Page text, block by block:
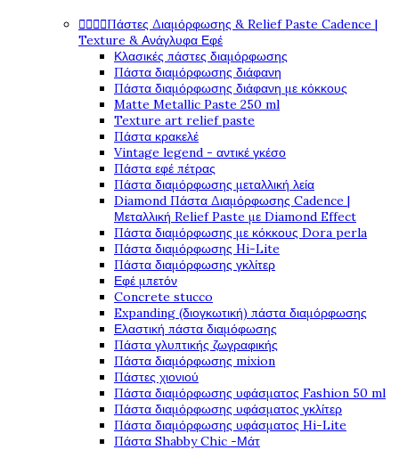
Πάστες Διαμόρφωσης & Relief Paste Cadence |
Texture & Ανάγλυφα Εφέ
Κλασικές πάστες διαμόρφωσης
Πάστα διαμόρφωσης διάφανη
Πάστα διαμόρφωσης διάφανη με κόκκους
Matte Metallic Paste 250 ml
Texture art relief paste
Πάστα κρακελέ
Vintage legend - αντικέ γκέσο
Πάστα εφέ πέτρας
Πάστα διαμόρφωσης μεταλλική λεία
Diamond Πάστα Διαμόρφωσης Cadence |
Μεταλλική Relief Paste με Diamond Effect
Πάστα διαμόρφωσης με κόκκους Dora perla
Πάστα διαμόρφωσης Hi-Lite
Πάστα διαμόρφωσης γκλίτερ
Εφέ μπετόν
Concrete stucco
Expanding (διογκωτική) πάστα διαμόρφωσης
Ελαστική πάστα διαμόφωσης
Πάστα γλυπτικής ζωγραφικής
Πάστα διαμόρφωσης mixion
Πάστες χιονιού
Πάστα διαμόρφωσης υφάσματος Fashion 50 ml
Πάστα διαμόρφωσης υφάσματος γκλίτερ
Πάστα διαμόρφωσης υφάσματος Hi-Lite
Πάστα Shabby Chic -Μάτ